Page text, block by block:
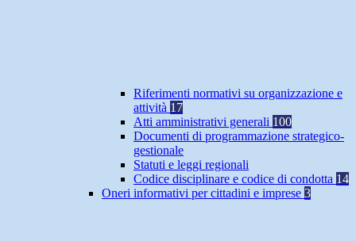
Riferimenti normativi su organizzazione e
attività 17
Atti amministrativi generali 100
Documenti di programmazione strategico-
gestionale
Statuti e leggi regionali
Codice disciplinare e codice di condotta 14
Oneri informativi per cittadini e imprese 3